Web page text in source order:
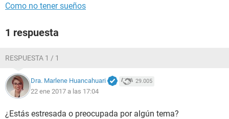
Como no tener sueños
1 respuesta
RESPUESTA 1 / 1
Dra. Marlene Huancahuari 29.005
22 ene 2017 a las 17:04
¿Estás estresada o preocupada por algún tema?